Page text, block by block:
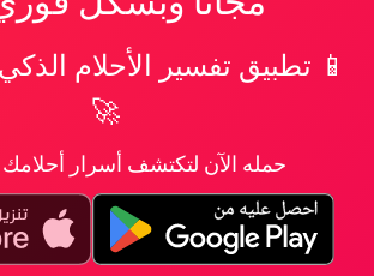
🚀
حمله الآن لتكتشف أسرار